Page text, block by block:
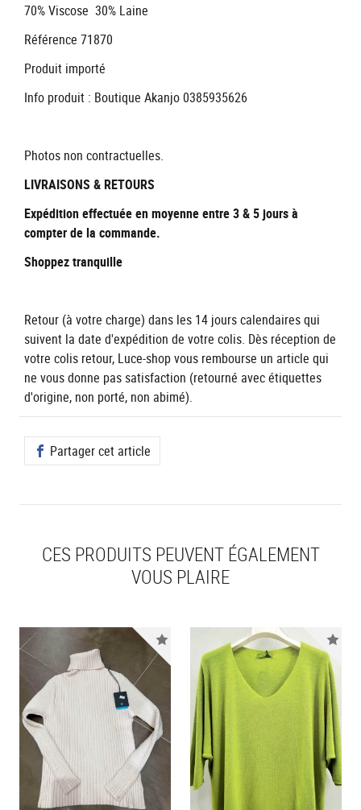
70% Viscose 30% Laine
Référence 71870
Produit importé
Info produit : Boutique Akanjo 0385935626
Photos non contractuelles.
LIVRAISONS & RETOURS
Expédition effectuée en moyenne entre 3 & 5 jours à
compter de la commande.
Shoppez tranquille
Retour (à votre charge) dans les 14 jours calendaires qui
suivent la date d'expédition de votre colis. Dès réception de
votre colis retour, Luce-shop vous rembourse un article qui
ne vous donne pas satisfaction (retourné avec étiquettes
d'origine, non porté, non abimé).
Partager cet article
CES PRODUITS PEUVENT ÉGALEMENT
VOUS PLAIRE
Nouveauté